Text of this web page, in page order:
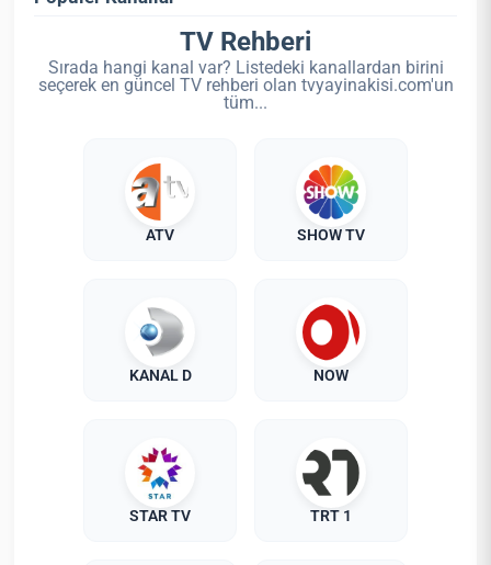
TV Rehberi
Sırada hangi kanal var? Listedeki kanallardan birini
seçerek en güncel TV rehberi olan tvyayinakisi.com'un
tüm...
ATV SHOW TV
KANAL D NOW
STAR TV TRT 1